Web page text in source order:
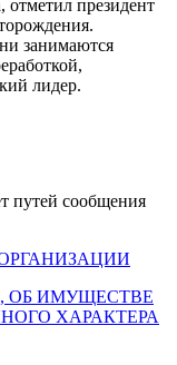
отметил президент
занимаются
лидер.
путей сообщения
ОБ ИМУЩЕСТВЕ
ХАРАКТЕРА